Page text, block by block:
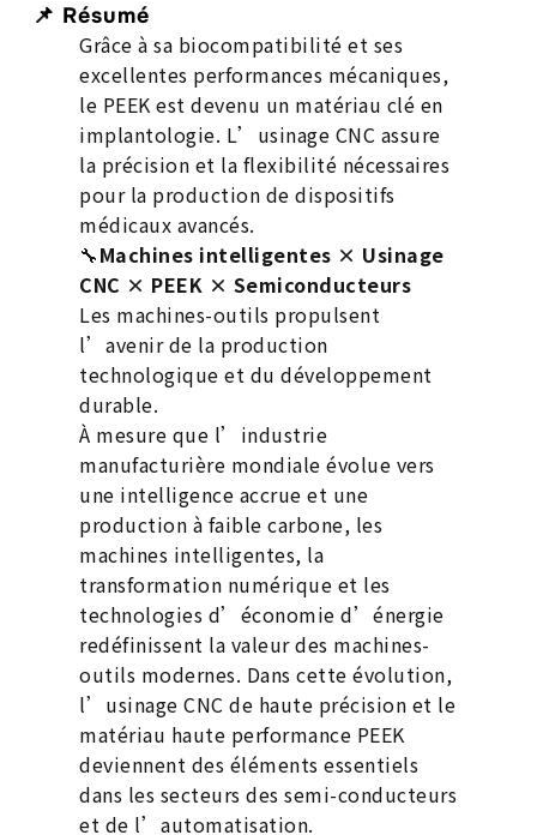
📌 Résumé
Grâce à sa biocompatibilité et ses
excellentes performances mécaniques,
le PEEK est devenu un matériau clé en
implantologie. L’usinage CNC assure
la précision et la flexibilité nécessaires
pour la production de dispositifs
médicaux avancés.
🔧Machines intelligentes × Usinage
CNC × PEEK × Semiconducteurs
Les machines-outils propulsent
l’avenir de la production
technologique et du développement
durable.
À mesure que l’industrie
manufacturière mondiale évolue vers
une intelligence accrue et une
production à faible carbone, les
machines intelligentes, la
transformation numérique et les
technologies d’économie d’énergie
redéfinissent la valeur des machines-
outils modernes. Dans cette évolution,
l’usinage CNC de haute précision et le
matériau haute performance PEEK
deviennent des éléments essentiels
dans les secteurs des semi-conducteurs
et de l’automatisation.